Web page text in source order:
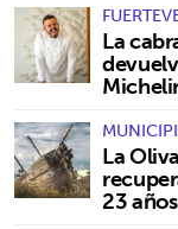
La
La
23 años